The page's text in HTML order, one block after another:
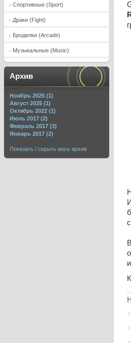
Спортивные (Sport)
Драки (Fight)
Бродилки (Arcade)
Музыкальные (Music)
Архив
Ноябрь 2025 (1)
Август 2025 (1)
Октябрь 2022 (1)
Июль 2017 (2)
Февраль 2017 (3)
Январь 2017 (2)
Показать / скрыть весь архив